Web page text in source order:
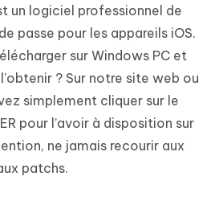
un logiciel professionnel de
passe pour les appareils iOS.
sur Windows PC et
? Sur notre site web ou
simplement cliquer sur le
pour l’avoir à disposition sur
ne jamais recourir aux
patchs.